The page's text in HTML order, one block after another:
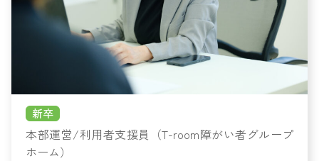
新卒
本部運営/利用者支援員（T-room障がい者グループ
ホーム）